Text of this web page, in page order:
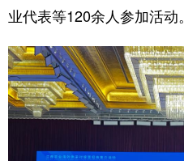
食品 人居
学术中国 乡村振兴
城市 旅游
彩票 娱乐
公益 一带一路
业代表等120余人参加活动。